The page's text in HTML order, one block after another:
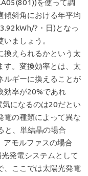
を使って調
傾斜角における年平均
?・日)となっ
ましょう。
換えられるかという太
す。変換効率とは、太
ルギーに換えることが
効率が20%であれ
になるのは20だとい
電の種類によって異な
と、単結晶の場合
モルファスの場合
発電システムとして
、ここでは太陽光発電